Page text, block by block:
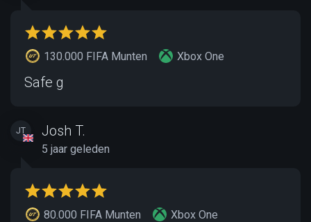
130.000 FIFA Munten Xbox One
Safe g
JT Josh T.
5 jaar geleden
80.000 FIFA Munten
Xbox One